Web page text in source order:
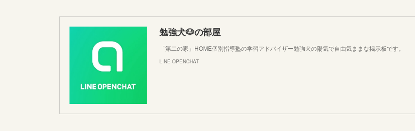
勉強犬🐶の部屋
「第二の家」HOME個別指導塾の学習アドバイザー勉強犬の陽気で自由気ままな掲示板です。
LINE OPENCHAT